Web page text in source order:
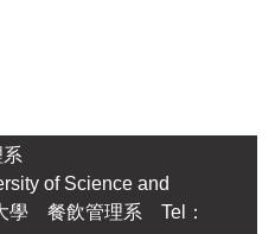
of Science and
學 餐飲管理系 Tel：